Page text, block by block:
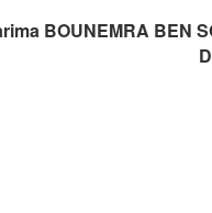
BOUNEMRA BEN